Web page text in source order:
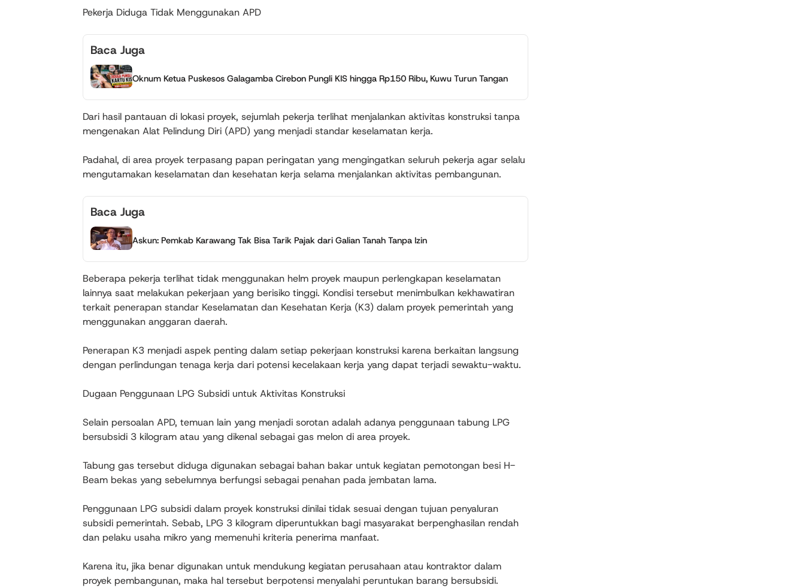
Pekerja Diduga Tidak Menggunakan APD
Baca Juga
Oknum Ketua Puskesos Galagamba Cirebon Pungli KIS hingga Rp150 Ribu, Kuwu Turun Tangan
Dari hasil pantauan di lokasi proyek, sejumlah pekerja terlihat menjalankan aktivitas konstruksi tanpa
mengenakan Alat Pelindung Diri (APD) yang menjadi standar keselamatan kerja.
Padahal, di area proyek terpasang papan peringatan yang mengingatkan seluruh pekerja agar selalu
mengutamakan keselamatan dan kesehatan kerja selama menjalankan aktivitas pembangunan.
Baca Juga
Askun: Pemkab Karawang Tak Bisa Tarik Pajak dari Galian Tanah Tanpa Izin
Beberapa pekerja terlihat tidak menggunakan helm proyek maupun perlengkapan keselamatan
lainnya saat melakukan pekerjaan yang berisiko tinggi. Kondisi tersebut menimbulkan kekhawatiran
terkait penerapan standar Keselamatan dan Kesehatan Kerja (K3) dalam proyek pemerintah yang
menggunakan anggaran daerah.
Penerapan K3 menjadi aspek penting dalam setiap pekerjaan konstruksi karena berkaitan langsung
dengan perlindungan tenaga kerja dari potensi kecelakaan kerja yang dapat terjadi sewaktu-waktu.
Dugaan Penggunaan LPG Subsidi untuk Aktivitas Konstruksi
Selain persoalan APD, temuan lain yang menjadi sorotan adalah adanya penggunaan tabung LPG
bersubsidi 3 kilogram atau yang dikenal sebagai gas melon di area proyek.
Tabung gas tersebut diduga digunakan sebagai bahan bakar untuk kegiatan pemotongan besi H-
Beam bekas yang sebelumnya berfungsi sebagai penahan pada jembatan lama.
Penggunaan LPG subsidi dalam proyek konstruksi dinilai tidak sesuai dengan tujuan penyaluran
subsidi pemerintah. Sebab, LPG 3 kilogram diperuntukkan bagi masyarakat berpenghasilan rendah
dan pelaku usaha mikro yang memenuhi kriteria penerima manfaat.
Karena itu, jika benar digunakan untuk mendukung kegiatan perusahaan atau kontraktor dalam
proyek pembangunan, maka hal tersebut berpotensi menyalahi peruntukan barang bersubsidi.